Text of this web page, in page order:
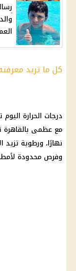
كل ما تريد
درجات الحرارة اليوم
نهارًا، ورطوبة
وفرص محدودة